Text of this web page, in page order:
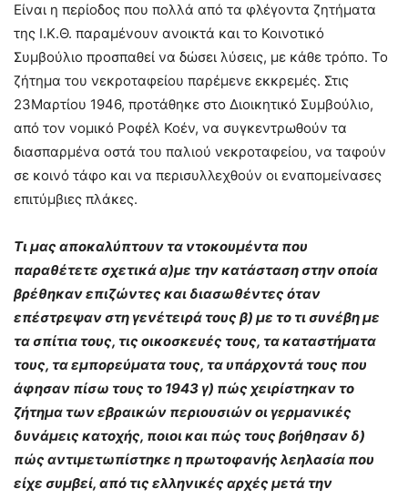
Είναι η περίοδος που πολλά από τα φλέγοντα ζητήματα
της Ι.Κ.Θ. παραμένουν ανοικτά και το Κοινοτικό
Συμβούλιο προσπαθεί να δώσει λύσεις, με κάθε τρόπο. Το
ζήτημα του νεκροταφείου παρέμενε εκκρεμές. Στις
23Μαρτίου 1946, προτάθηκε στο Διοικητικό Συμβούλιο,
από τον νομικό Ροφέλ Κοέν, να συγκεντρωθούν τα
διασπαρμένα οστά του παλιού νεκροταφείου, να ταφούν
σε κοινό τάφο και να περισυλλεχθούν οι εναπομείνασες
επιτύμβιες πλάκες.
Τι μας αποκαλύπτουν τα ντοκουμέντα που
παραθέτετε σχετικά α)με την κατάσταση στην οποία
βρέθηκαν επιζώντες και διασωθέντες όταν
επέστρεψαν στη γενέτειρά τους β) με το τι συνέβη με
τα σπίτια τους, τις οικοσκευές τους, τα καταστήματα
τους, τα εμπορεύματα τους, τα υπάρχοντά τους που
άφησαν πίσω τους το 1943 γ) πώς χειρίστηκαν το
ζήτημα των εβραικών περιουσιών οι γερμανικές
δυνάμεις κατοχής, ποιοι και πώς τους βοήθησαν δ)
πώς αντιμετωπίστηκε η πρωτοφανής λεηλασία που
είχε συμβεί, από τις ελληνικές αρχές μετά την